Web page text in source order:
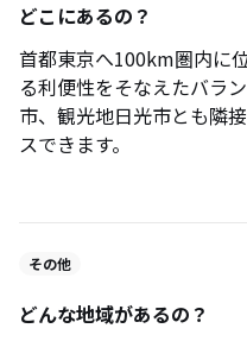
どこにあるの？
首都東京へ100km圏内に
る利便性をそなえたバラ
市、観光地日光市とも隣
スできます。
その他
どんな地域があるの？